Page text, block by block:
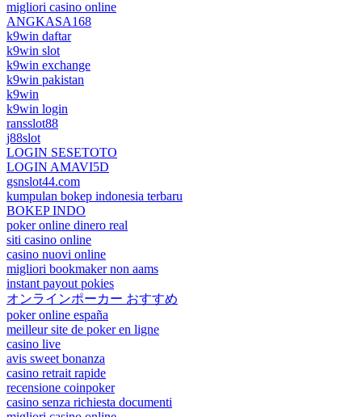
migliori casino online
ANGKASA168
k9win daftar
k9win slot
k9win exchange
k9win pakistan
k9win
k9win login
ransslot88
j88slot
LOGIN SESETOTO
LOGIN AMAVI5D
gsnslot44.com
kumpulan bokep indonesia terbaru
BOKEP INDO
poker online dinero real
siti casino online
casino nuovi online
migliori bookmaker non aams
instant payout pokies
オンラインポーカー おすすめ
poker online españa
meilleur site de poker en ligne
casino live
avis sweet bonanza
casino retrait rapide
recensione coinpoker
casino senza richiesta documenti